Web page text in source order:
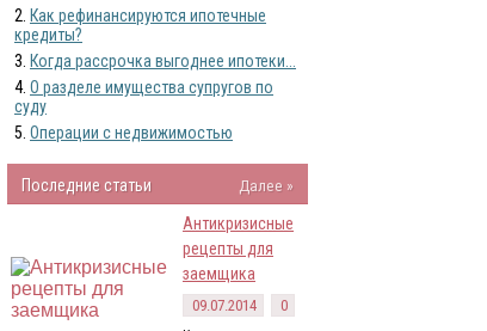
Как рефинансируются ипотечные
кредиты?
Когда рассрочка выгоднее ипотеки...
О разделе имущества супругов по
суду
Операции с недвижимостью
Последние статьи
Далее »
Антикризисные
рецепты для
заемщика
09.07.2014 0